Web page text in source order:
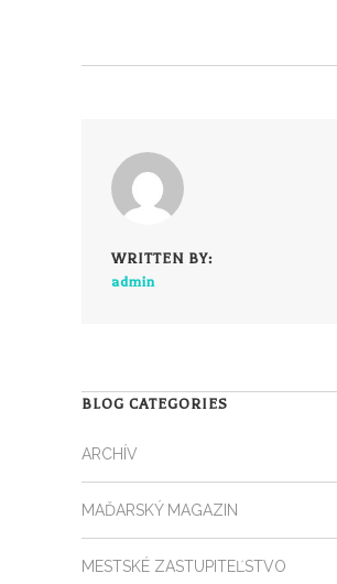
WRITTEN BY:
admin
BLOG CATEGORIES
ARCHÍV
MAĎARSKÝ MAGAZIN
MESTSKÉ ZASTUPITEĽSTVO